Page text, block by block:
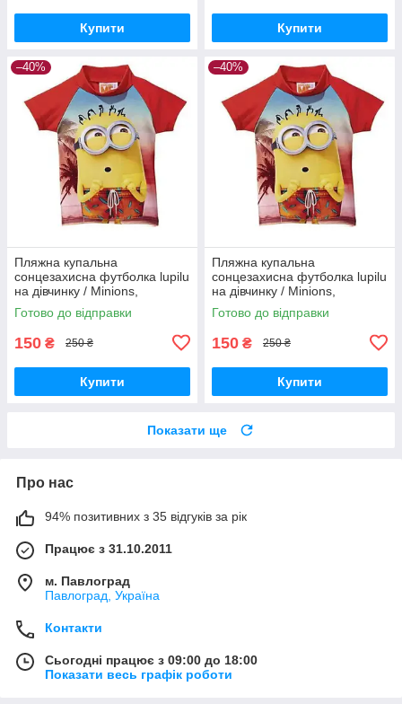
Купити Купити
–40%
Пляжна купальна
сонцезахисна футболка lupilu
на дівчинку / Minions,
посіпаки / р.86-92, 12-24 міс.
Готово до відправки
150 ₴ 250 ₴
Купити
–40%
Пляжна купальна
сонцезахисна футболка lupilu
на дівчинку / Minions,
посіпаки / р.74-80, 6-12 міс.
Готово до відправки
150 ₴ 250 ₴
Купити
Показати ще
Про нас
94% позитивних з 35 відгуків за рік
Працює з 31.10.2011
м. Павлоград
Павлоград, Україна
Контакти
Сьогодні працює з 09:00 до 18:00
Показати весь графік роботи